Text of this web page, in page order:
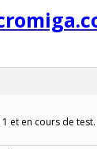
et en cours de test.